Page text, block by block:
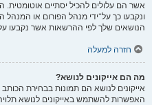
אשר הם עלולים להכיל יסתיים אוטומטית.
ונקבעו כך על־ידי מנהל הפורום או
הנושאים שלך לפי ההרשאות אשר נקבעו
חזרה למעלה
מה הם אייקונים לנושא?
אייקונים לנושא הם תמונות בבחירת הכותב
האפשרות להשתמש באייקונים לנושא